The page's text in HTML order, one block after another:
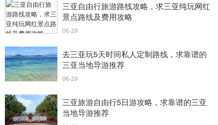
三亚自由行旅游路线攻略，求三亚纯玩网红
景点路线及费用攻略
06-29
去三亚玩5天时间私人定制路线，求靠谱的
三亚当地导游推荐
06-29
三亚旅游自由行5日游攻略，求靠谱的三亚
当地导游推荐